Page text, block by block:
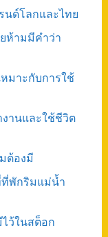
นด์โลกและไทย
ห้ามมีคำว่า
มาะกับการใช้
านและใช้ชีวิต
ต้องมี
ที่พักริมแม่น้ำ
ว้ในสต็อก